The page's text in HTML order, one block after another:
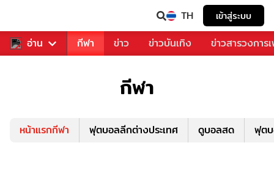
TH เข้าสู่ระบบ
อ่าน
สำหรับคุณ กีฬา ข่าว ข่าวบันเทิง ข่าวสารวงการ
กีฬา
หน้าแรกกีฬา ฟุตบอลลีกต่างประเทศ ดูบอลสด ฟุต